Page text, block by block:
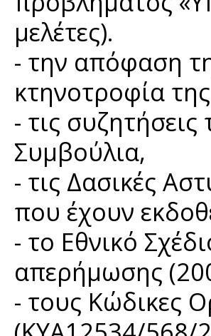
μελέτες).
- την απόφαση
κτηνοτροφία της
- τις
Συμβούλια,
- τις Δασικές
που έχουν
- το Εθνικό
απερήμωσης
- τους Κώδικες